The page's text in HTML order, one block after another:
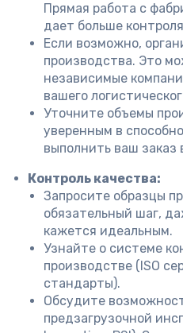
Прямая работа с
дает больше
Если возможно,
производства. Это
независимые
вашего
Уточните объемы
уверенным в
выполнить ваш заказ
Контроль качества:
Запросите образцы
обязательный шаг,
кажется идеальным.
Узнайте о системе
производстве (ISO
стандарты).
Обсудите
предзагрузочной